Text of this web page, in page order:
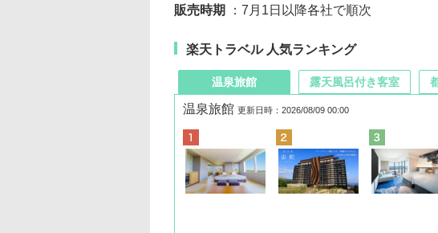
販売時期
：7月1日以降各社で順次
楽天トラベル 人気ランキング
温泉旅館
温泉旅館 更新日時：2026/08/09 00:00
露天風呂付き客室